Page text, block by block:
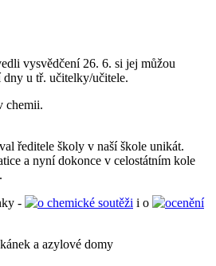
vysvědčení 26. 6. si jej můžou
u tř. učitelky/učitele.
chemii.
ředitele školy v naší škole unikát.
a nyní dokonce v celostátním kole
- o chemické soutěži i o
ocenění
a azylové domy